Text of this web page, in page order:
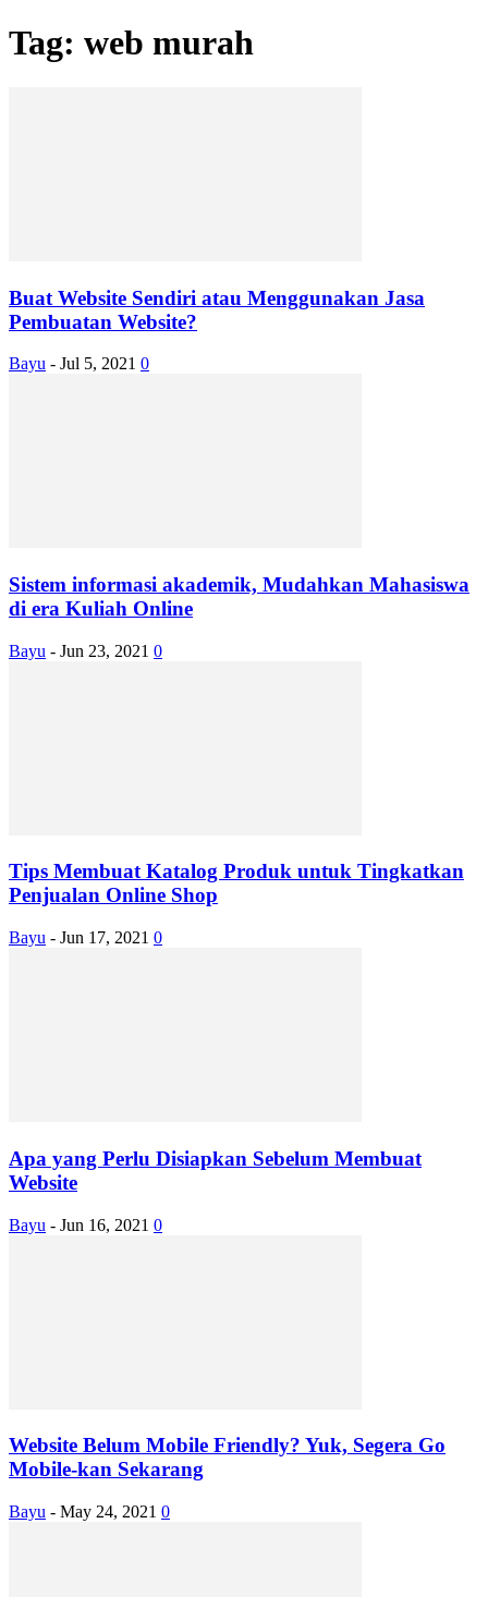
Tag: web murah
Buat Website Sendiri atau Menggunakan Jasa
Pembuatan Website?
Bayu - Jul 5, 2021 0
Sistem informasi akademik, Mudahkan Mahasiswa
di era Kuliah Online
Bayu - Jun 23, 2021 0
Tips Membuat Katalog Produk untuk Tingkatkan
Penjualan Online Shop
Bayu - Jun 17, 2021 0
Apa yang Perlu Disiapkan Sebelum Membuat
Website
Bayu - Jun 16, 2021 0
Website Belum Mobile Friendly? Yuk, Segera Go
Mobile-kan Sekarang
Bayu - May 24, 2021 0